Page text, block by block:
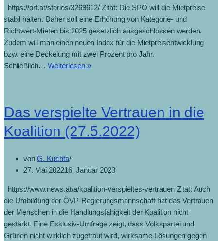
https://orf.at/stories/3269612/ Zitat: Die SPÖ will die Mietpreise
stabil halten. Daher soll eine Erhöhung von Kategorie- und
Richtwert-Mieten bis 2025 gesetzlich ausgeschlossen werden.
Zudem will man einen neuen Index für die Mietpreisentwicklung
bzw. eine Deckelung mit zwei Prozent pro Jahr.
Schließlich… Weiterlesen »
Das verspielte Vertrauen in die
Koalition (27.5.2022)
von G. Kuchta
27. Mai 202216. Januar 2023
https://www.news.at/a/koalition-verspieltes-vertrauen Zitat: Auch
die Umbildung der ÖVP-Regierungsmannschaft hat das Vertrauen
der Menschen in die Handlungsfähigkeit der Koalition nicht
gestärkt. Eine Exklusiv-Umfrage zeigt, dass Volkspartei und
Grünen nicht wirklich zugetraut wird, wirksame Lösungen gegen